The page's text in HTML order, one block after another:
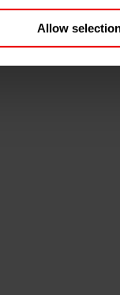
Allow